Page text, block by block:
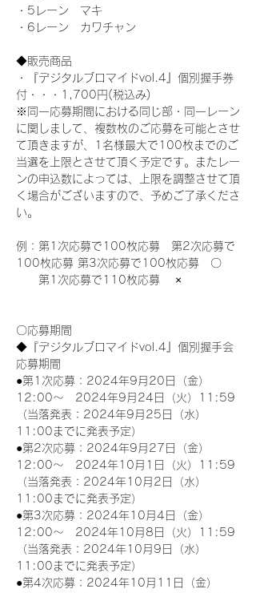
・5レーン　マキ
・6レーン　カワチャン
◆販売商品
・『デジタルブロマイドvol.4』個別握手券
付・・・1,700円(税込み)
※同一応募期間における同じ部・同一レーン
に関しまして、複数枚のご応募を可能とさせ
て頂きますが、1名様最大で100枚までのご
当選を上限とさせて頂く予定です。またレー
ンの申込数によっては、上限を調整させて頂
く場合がございますので、予めご了承くださ
い。
例：第1次応募で100枚応募　第2次応募で
100枚応募 第3次応募で100枚応募　〇
第1次応募で110枚応募　 ×
〇応募期間
◆『デジタルブロマイドvol.4』個別握手会
応募期間
●第1次応募：2024年9月20日（金）
12:00～　2024年9月24日（火）11:59
（当落発表：2024年9月25日（水）
11:00までに発表予定）
●第2次応募：2024年9月27日（金）
12:00～　2024年10月1日（火）11:59
（当落発表：2024年10月2日（水）
11:00までに発表予定）
●第3次応募：2024年10月4日（金）
12:00～　2024年10月8日（火）11:59
（当落発表：2024年10月9日（水）
11:00までに発表予定）
●第4次応募：2024年10月11日（金）